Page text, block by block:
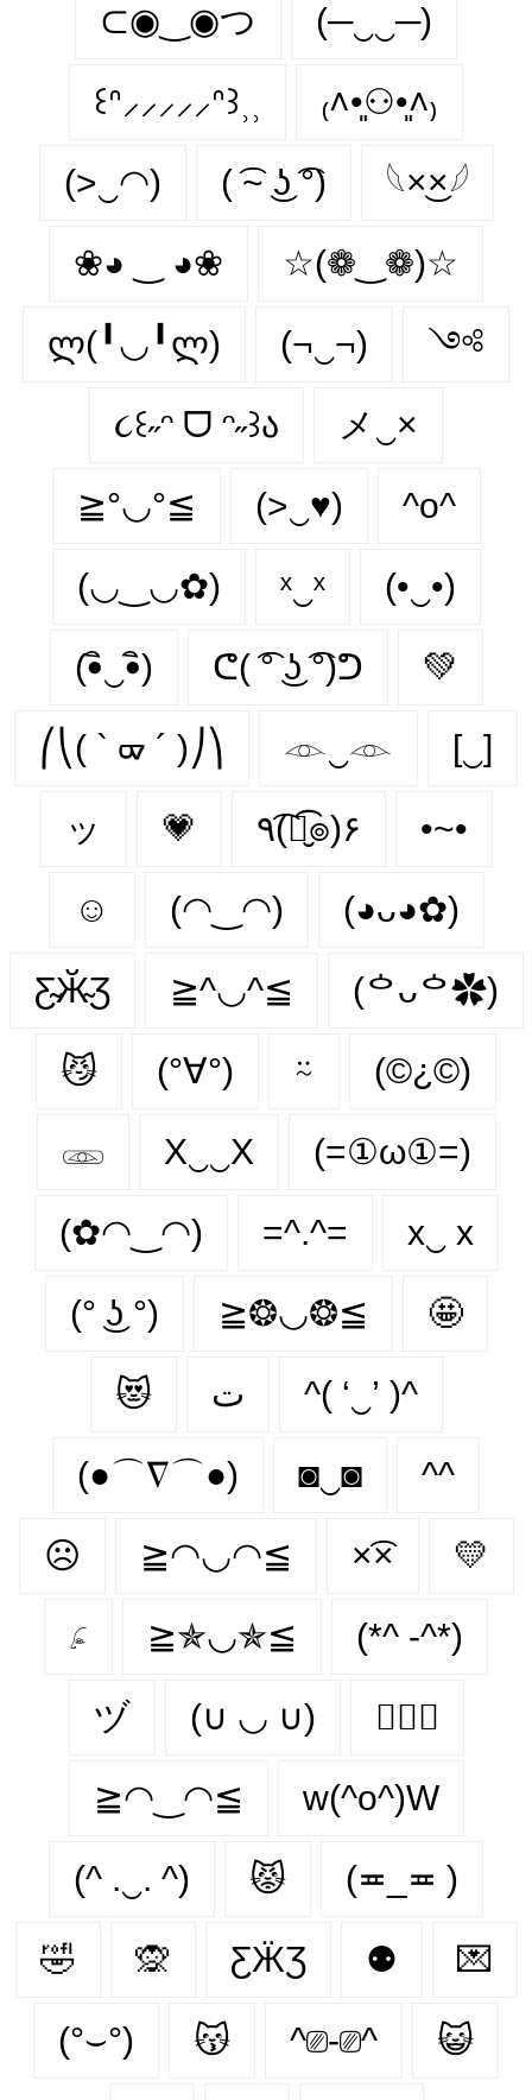
⊂◉‿◉つ (─‿‿─)
꒰ᐢ⸝⸝⸝⸝⸝ᐢ꒱⸒⸒ ₍˄•͈⚇•͈˄₎
(>‿◠) ( ͡~ ͜ʖ ͡°) 𓆩×͜×𓆪
❀◕ ‿ ◕❀ ☆(❁‿❁)☆
ლ(╹◡╹ლ) (¬‿¬) ༺
૮꒰˶ᵔ ᗜ ᵔ˶꒱ა メ‿×
≧°◡°≦ (>‿♥) ^o^
(◡‿◡✿) ˣ‿ˣ (•‿•)
(•ิ‿•ิ) ᕦ( ͡° ͜ʖ ͡°)ᕤ 💚
⎛⎝( ` ᢍ ´ )⎠⎞ 𓁹‿𓁹 [‿]
ッ 💗 ٩(͡๏̮͡๏)۶ •~•
☺️ (◠‿◠) (◕ᴗ◕✿)
Ƹ̴Ӂ̴Ʒ ≧^◡^≦ (ᅌᴗᅌ✿)
😼 (°∀°) ⍨ (©¿©)
𓁽 X‿‿X (=①ω①=)
(✿◠‿◠) =^.^= x‿ х
(° ͜ʖ °) ≧❂◡❂≦ 🤩
😻 ت ^( ‘‿’ )^
(●⌒∇⌒●) ◙‿◙ ^^
☹️ ≧◠◡◠≦ ×͡× 💛
𓂊 ≧✯◡✯≦ (*^ -^*)
ヅ (∪ ◡ ∪) 👨‍❤️‍👨
≧◠‿◠≦ w(^o^)W
(^ .‿. ^) 😾 (≖_≖ )
🤣 🙊 ƸӜƷ ⚉ 💌
(°⌣°) 😽 ^⎚-⎚^ 😺